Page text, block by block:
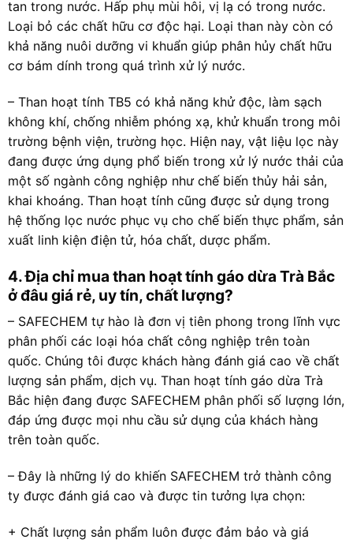
tan trong nước. Hấp phụ mùi hôi, vị lạ có trong nước.
Loại bỏ các chất hữu cơ độc hại. Loại than này còn có
khả năng nuôi dưỡng vi khuẩn giúp phân hủy chất hữu
cơ bám dính trong quá trình xử lý nước.
– Than hoạt tính TB5 có khả năng khử độc, làm sạch
không khí, chống nhiễm phóng xạ, khử khuẩn trong môi
trường bệnh viện, trường học. Hiện nay, vật liệu lọc này
đang được ứng dụng phổ biến trong xử lý nước thải của
một số ngành công nghiệp như chế biến thủy hải sản,
khai khoáng. Than hoạt tính cũng được sử dụng trong
hệ thống lọc nước phục vụ cho chế biến thực phẩm, sản
xuất linh kiện điện tử, hóa chất, dược phẩm.
4. Địa chỉ mua than hoạt tính gáo dừa Trà Bắc
ở đâu giá rẻ, uy tín, chất lượng?
– SAFECHEM tự hào là đơn vị tiên phong trong lĩnh vực
phân phối các loại hóa chất công nghiệp trên toàn
quốc. Chúng tôi được khách hàng đánh giá cao về chất
lượng sản phẩm, dịch vụ. Than hoạt tính gáo dừa Trà
Bắc hiện đang được SAFECHEM phân phối số lượng lớn,
đáp ứng được mọi nhu cầu sử dụng của khách hàng
trên toàn quốc.
– Đây là những lý do khiến SAFECHEM trở thành công
ty được đánh giá cao và được tin tưởng lựa chọn:
+ Chất lượng sản phẩm luôn được đảm bảo và giá